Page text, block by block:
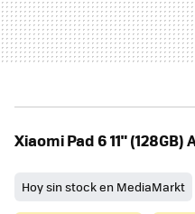
Xiaomi Pad 6 11" (128GB)
Hoy sin stock en MediaMarkt